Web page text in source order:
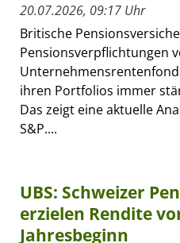
20.07.2026, 09:17 Uhr
Britische
Pensionsverpflichtungen
ihren Portfolios immer
Das zeigt eine aktuelle
S&P....
UBS: Schweizer
erzielen Rendite
Jahresbeginn